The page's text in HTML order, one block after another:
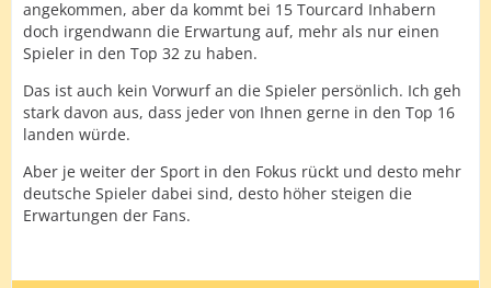
angekommen, aber da kommt bei 15 Tourcard Inhabern
doch irgendwann die Erwartung auf, mehr als nur einen
Spieler in den Top 32 zu haben.
Das ist auch kein Vorwurf an die Spieler persönlich. Ich geh
stark davon aus, dass jeder von Ihnen gerne in den Top 16
landen würde.
Aber je weiter der Sport in den Fokus rückt und desto mehr
deutsche Spieler dabei sind, desto höher steigen die
Erwartungen der Fans.